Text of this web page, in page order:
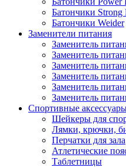
Батончики Strong
Батончики Weider
Заменители питания
Заменитель
Заменитель
Заменитель
Заменитель
Заменитель
Заменитель
Спортивные
Шейкеры для
Лямки, крючки,
Перчатки для зала
Атлетические
Таблетницы